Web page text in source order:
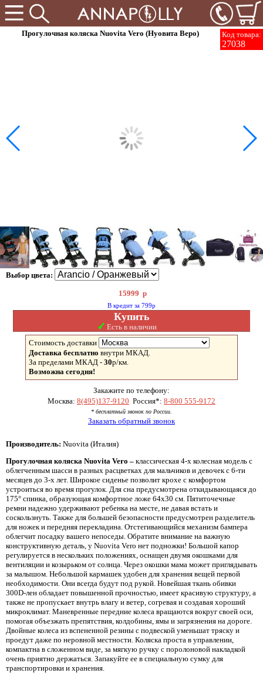
Код товара:
27038
Прогулочная коляска Nuovita Vero (Нуовита Веро)
Выбор цвета:
15999 р
В кредит за 799р
Купить
✓ Есть в наличии
Стоимость доставки
Доставка бесплатно внутри МКАД.
За пределами МКАД - 30р/км.
Возможна сегодня!
Закажите по телефону:
Москва: 8(495)137-9120 Россия*: 8-800 555-9172
* бесплатный звонок по России.
Заказать обратный звонок
Производитель: Nuovita (Италия)
Прогулочная коляска Nuovita Vero – классическая 4-х колесная модель с
облегченным шасси в разных расцветках для мальчиков и девочек с 6-ти
месяцев до 3-х лет. Широкое сиденье позволит крохе с комфортом
устроиться во время прогулок. Для сна предусмотрена откидывающаяся до
175° спинка, образующая комфортное ложе 64х30 см. Пятиточечные
ремни надежно удерживают ребенка на месте, не давая встать и
соскользнуть. Также для большей безопасности предусмотрен разделитель
для ножек и передняя перекладина. Отстегивающийся механизм бампера
облегчит посадку вашего непоседы. Обратите внимание на важную
конструктивную деталь, у Nuovita Vero нет подножки! Большой капор
регулируется в нескольких положениях, оснащен двумя окошками для
вентиляции и козырьком от солнца. Через окошки мама может приглядывать
за малышом. Небольшой кармашек удобен для хранения вещей первой
необходимости. Они всегда будут под рукой. Новейшая ткань обивки
300D-лен обладает повышенной прочностью, имеет красивую структуру, а
также не пропускает внутрь влагу и ветер, согревая и создавая хороший
микроклимат. Маневренные передние колеса вращаются вокруг своей оси,
помогая объезжать препятствия, колдобины, ямы и загрязнения на дороге.
Двойные колеса из вспененной резины с подвеской уменьшат тряску и
проедут даже по неровной местности. Коляска проста в управлении,
компактна в сложенном виде, за мягкую ручку с поролоновой накладкой
очень приятно держаться. Запакуйте ее в специальную сумку для
транспортировки и хранения.